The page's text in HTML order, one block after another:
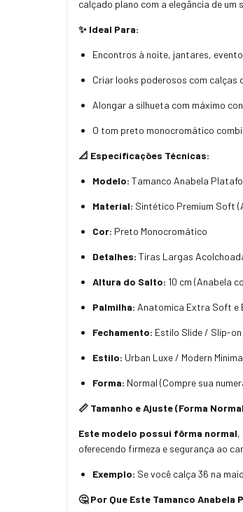
calçado plano com a elegância de um
✨ Ideal Para:
Encontros à noite, jantares,
Criar looks poderosos com
Alongar a silhueta com máximo
O tom preto monocromático
📐 Especificações Técnicas:
Modelo: Tamanco Anabela
Material: Sintético Premium Soft
Cor: Preto Monocromático
Detalhes: Tiras Largas
Altura do Salto: 10 cm (Anabela
Palmilha: Anatomica Extra Soft e
Fechamento: Estilo Slide / Slip-on
Estilo: Urban Luxe / Modern
Forma: Normal (Compre sua
📏 Tamanho e Ajuste (Forma
Este modelo possui fôrma normal,
oferecendo firmeza e segurança ao
Exemplo: Se você calça 36 na
🤔 Por Que Este Tamanco Anabela